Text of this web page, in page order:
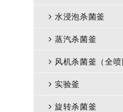
水浸泡杀菌釜
蒸汽杀菌釜
风机杀菌釜（全喷
实验釜
旋转杀菌釜